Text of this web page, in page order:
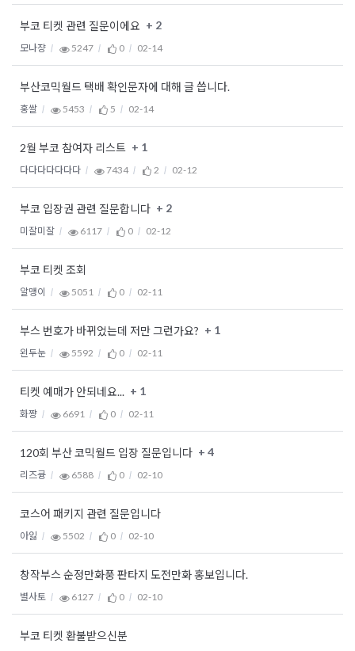
부코 티켓 관련 질문이에요 + 2
모나쟝 5247 0 02-14
부산코믹월드 택배 확인문자에 대해 글 씁니다.
홍쌀 5453 5 02-14
2월 부코 참여자 리스트 + 1
다다다다다다다 7434 2 02-12
부코 입장권 관련 질문합니다 + 2
미잘미잘 6117 0 02-12
부코 티켓 조회
알맹이 5051 0 02-11
부스 번호가 바뀌었는데 저만 그런가요? + 1
왼두눈 5592 0 02-11
티켓 예매가 안되네요... + 1
화쨩 6691 0 02-11
120회 부산 코믹월드 입장 질문입니다 + 4
리즈큥 6588 0 02-10
코스어 패키지 관련 질문입니다
아잃 5502 0 02-10
창작부스 순정만화풍 판타지 도전만화 홍보입니다.
별사토 6127 0 02-10
부코 티켓 환불받으신분